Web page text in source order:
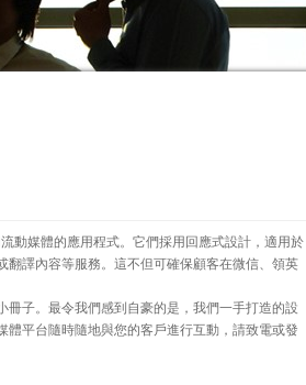
動媒體的應用程式。它們採用回應式設計，適用於
譯內容等服務。這不但可確保顧客在微信、領英
子。最令我們感到自豪的是，我們一手打造的設
平台隨時隨地與您的客戶進行互動，請致電或發